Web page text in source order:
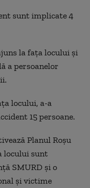
sunt implicate 4
la faţa locului şi
a persoanelor
locului, a-a
15 persoane.
Planul Roşu
locului sunt
SMURD şi o
şi victime